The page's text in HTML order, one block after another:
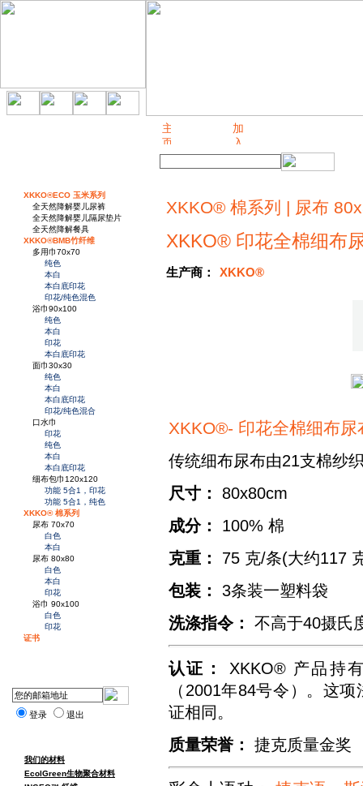
XKKO®ECO 玉米系列
全天然降解婴儿尿裤
全天然降解婴儿隔尿垫片
全天然降解餐具
XKKO®BMB竹纤维
多用巾70x70
纯色
本白
本白底印花
印花/纯色混色
浴巾90x100
纯色
本白
印花
本白底印花
面巾30x30
纯色
本白
本白底印花
印花/纯色混合
口水巾
印花
纯色
本白
本白底印花
细布包巾120x120
功能 5合1，印花
功能 5合1，纯色
XKKO® 棉系列
尿布 70x70
白色
本白
尿布 80x80
白色
本白
印花
浴巾 90x100
白色
印花
证书
登录 退出
我们的材料
EcolGreen生物聚合材料
XKKO® 棉系列 | 尿布
XKKO® 印花全棉细布
生产商： XKKO®
XKKO®- 印花全棉细布尿
传统细布尿布由21支棉纱
尺寸：
80x80cm
成分：
100% 棉
克重：
75 克/条(大约117
包装：
3条装一塑料袋
洗涤指令：
不高于40摄氏
认证：
XKKO® 产品持
（2001年84号令）。这
证相同。
质量荣誉：
捷克质量金奖